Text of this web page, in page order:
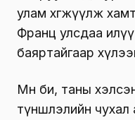
улам хөгжүүлж
Франц улсдаа
баяртайгаар
Мөн би, таны
түншлэлийн чухал